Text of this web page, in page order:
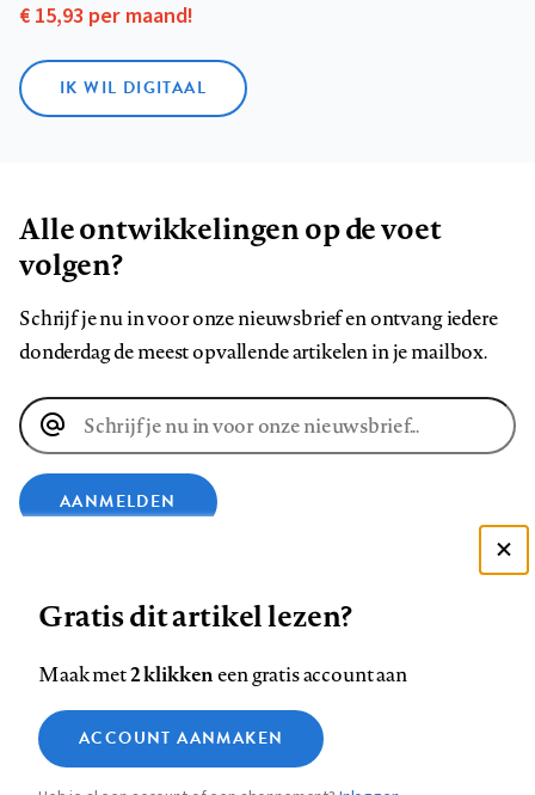
€ 15,93 per maand!
IK WIL DIGITAAL
Alle ontwikkelingen op de voet
volgen?
Schrijf je nu in voor onze nieuwsbrief en ontvang iedere
donderdag de meest opvallende artikelen in je mailbox.
E-
mailadres
AANMELDEN
op
Facebook
op
LinkedIn
op
Bluesky
ons
op
InstagramYouTube
Footer
Contact Colofon Disclaimer Privacy
Medische vragen verdienen
betrouwbare antwoorden
Zie onze cookie policy
Analytische cookies
Gratis dit artikel lezen?
Maak met2 klikkeneen gratis account aan
ACCOUNT AANMAKEN